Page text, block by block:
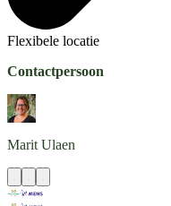
Flexibele locatie
Contactpersoon
Marit Ulaen